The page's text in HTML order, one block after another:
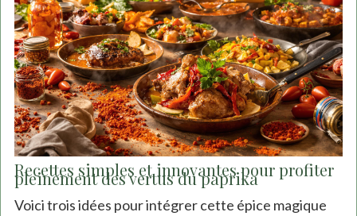
Recettes simples et innovantes pour profiter
pleinement des vertus du paprika
Voici trois idées pour intégrer cette épice magique